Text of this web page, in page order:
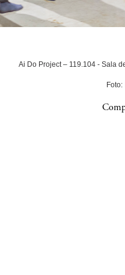
Ai Do Project – 119.104 - Sala